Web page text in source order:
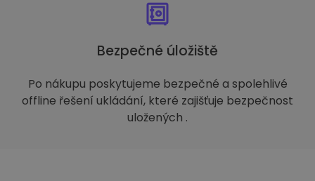
Bezpečné úložiště
Po nákupu poskytujeme bezpečné a spolehlivé
offline řešení ukládání, které zajišťuje bezpečnost
uložených .